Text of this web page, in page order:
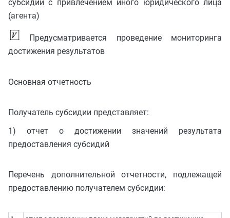
субсидии с привлечением иного юридического лица
(агента)
Предусматривается проведение мониторинга
достижения результатов
Основная отчетность
Получатель субсидии представляет:
1) отчет о достижении значений результата
предоставления субсидий
Перечень дополнительной отчетности, подлежащей
предоставлению получателем субсидии: